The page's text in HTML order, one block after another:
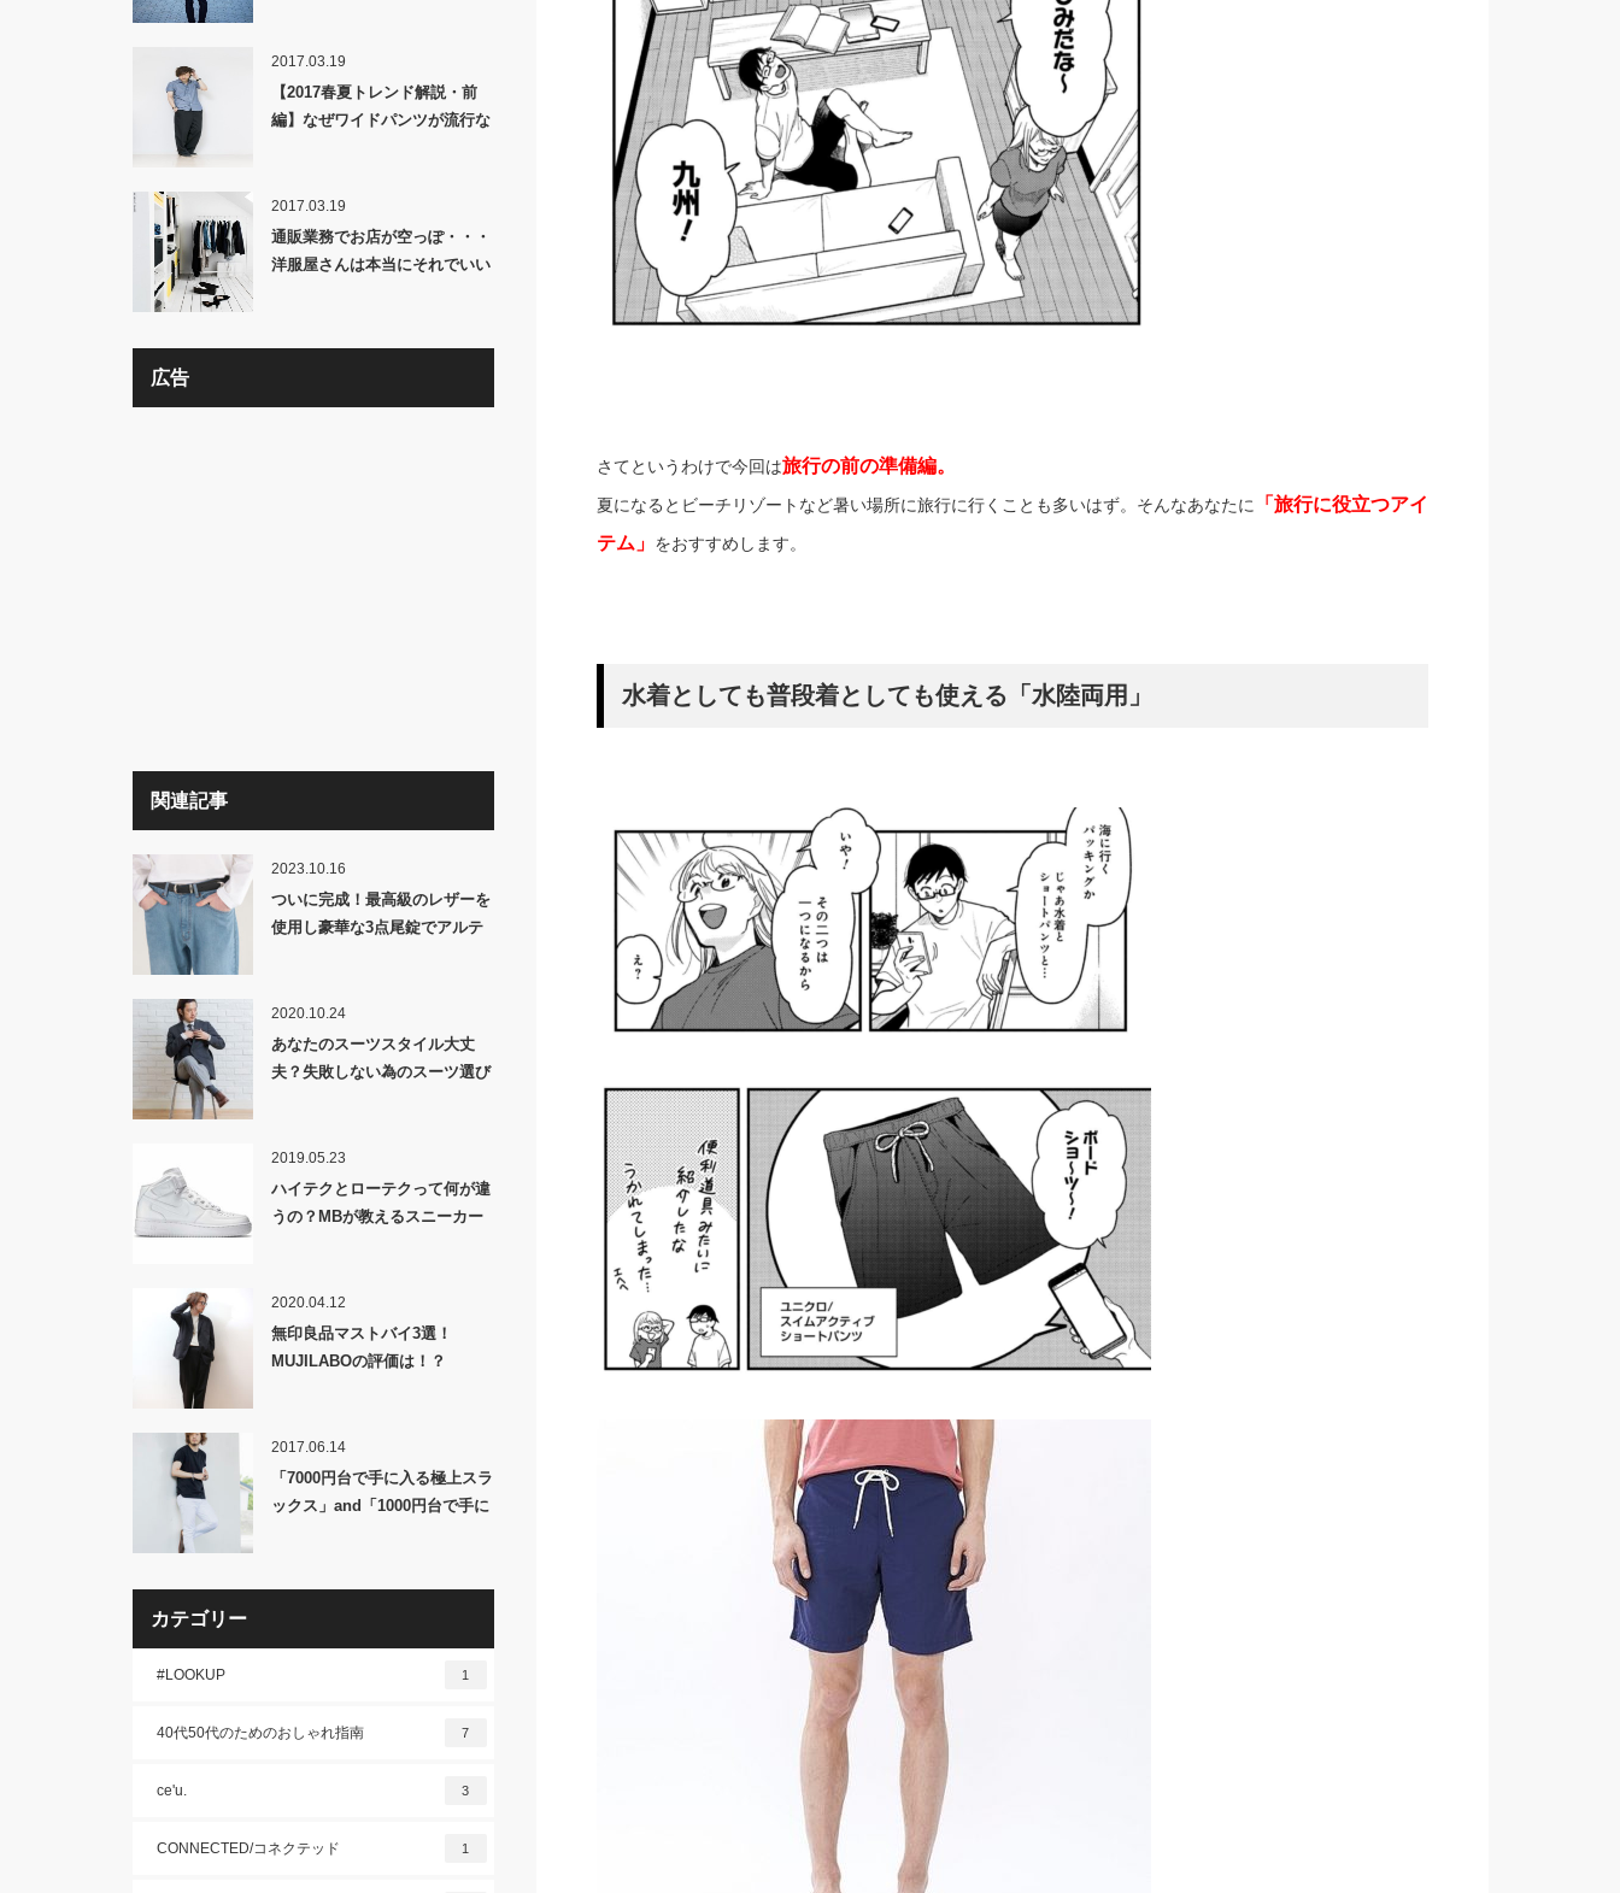
さてというわけで今回は旅行の前の準備編。
夏になるとビーチリゾートなど暑い場所に旅行に行くことも多いはず。そんなあなたに
「旅行に役立つアイ
テム」 をおすすめします。
水着としても普段着としても使える「水陸両用」
2017.03.19
【2017春夏トレンド解説・前
編】なぜワイドパンツが流行な
2017.03.19
通販業務でお店が空っぽ・・・
洋服屋さんは本当にそれでいい
広告
関連記事
2023.10.16
ついに完成！最高級のレザーを
使用し豪華な3点尾錠でアルテ
ーベルト by HAAS Derby
Leather」発売！
2020.10.24
あなたのスーツスタイル大丈
夫？失敗しない為のスーツ選び
2019.05.23
ハイテクとローテクって何が違
うの？MBが教えるスニーカー
2020.04.12
無印良品マストバイ3選！
MUJILABOの評価は！？
2017.06.14
「7000円台で手に入る極上スラ
ックス」and「1000円台で手に
カテゴリー
#LOOKUP 1
40代50代のためのおしゃれ指南 7
ce'u. 3
CONNECTED/コネクテッド 1